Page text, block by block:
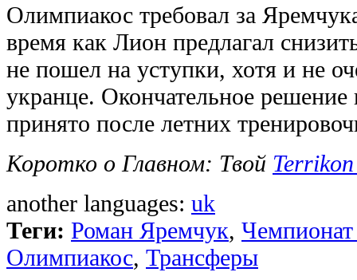
Олимпиакос требовал за
время как Лион предлагал
не пошел на уступки, хотя и не
укранце. Окончательное
принято после летних
Коротко о Главном: Твой
another languages: uk
Теги: Роман Яремчук,
Олимпиакос, Трансферы